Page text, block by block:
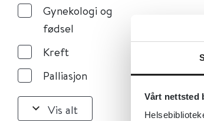
Vårt nettsted
Gynekologi og
fødsel
Kreft
Palliasjon
Vis alt